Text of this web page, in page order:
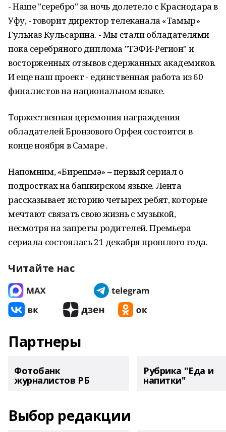
- Наше "серебро" за ночь долетело с Краснодара в
Уфу, - говорит директор телеканала «Тамыр»
Гульназ Кульсарина. - Мы стали обладателями
пока серебряного диплома "ТЭФИ-Регион" и
восторженных отзывов сдержанных академиков.
И еще наш проект - единственная работа из 60
финалистов на национальном языке.
Торжественная церемония награждения
обладателей Бронзового Орфея состоится в
конце ноября в Самаре .
Напомним, «Бирешмə» – первый сериал о
подростках на башкирском языке. Лента
рассказывает историю четырех ребят, которые
мечтают связать свою жизнь с музыкой,
несмотря на запреты родителей. Премьера
сериала состоялась 21 декабря прошлого года.
Читайте нас
Партнеры
Фотобанк
журналистов РБ
Рубрика "Еда и
напитки"
Выбор редакции